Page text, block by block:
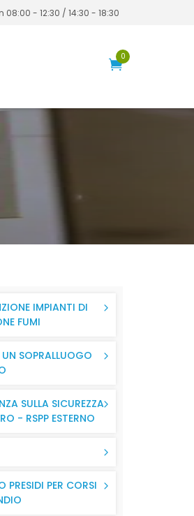
08:00 - 12:30 / 14:30 - 18:30
0
IMPIANTI DI
FUMI
SOPRALLUOGO
SULLA SICUREZZA
- RSPP ESTERNO
PRESIDI PER CORSI